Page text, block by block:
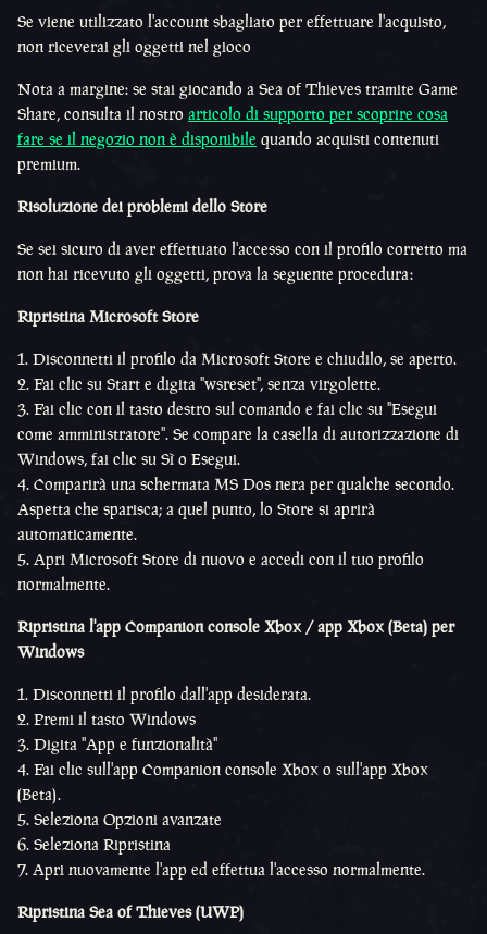
Se viene utilizzato l'account sbagliato per effettuare l'acquisto,
non riceverai gli oggetti nel gioco
Nota a margine: se stai giocando a Sea of Thieves tramite Game
Share, consulta il nostro articolo di supporto per scoprire cosa
fare se il negozio non è disponibile quando acquisti contenuti
premium.
Risoluzione dei problemi dello Store
Se sei sicuro di aver effettuato l'accesso con il profilo corretto ma
non hai ricevuto gli oggetti, prova la seguente procedura:
Ripristina Microsoft Store
1. Disconnetti il profilo da Microsoft Store e chiudilo, se aperto.
2. Fai clic su Start e digita "wsreset", senza virgolette.
3. Fai clic con il tasto destro sul comando e fai clic su "Esegui
come amministratore". Se compare la casella di autorizzazione di
Windows, fai clic su Sì o Esegui.
4. Comparirà una schermata MS Dos nera per qualche secondo.
Aspetta che sparisca; a quel punto, lo Store si aprirà
automaticamente.
5. Apri Microsoft Store di nuovo e accedi con il tuo profilo
normalmente.
Ripristina l'app Companion console Xbox / app Xbox (Beta) per
Windows
1. Disconnetti il profilo dall'app desiderata.
2. Premi il tasto Windows
3. Digita "App e funzionalità"
4. Fai clic sull'app Companion console Xbox o sull'app Xbox
(Beta).
5. Seleziona Opzioni avanzate
6. Seleziona Ripristina
7. Apri nuovamente l'app ed effettua l'accesso normalmente.
Ripristina Sea of Thieves (UWP)